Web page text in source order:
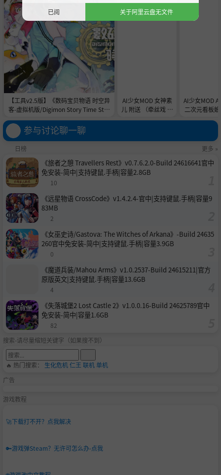
【工具v2.5版】《数码宝贝物语 时空异
客-虚拟机版/Digimon Story Time Stra
官中免安装-简中31.1GB
AI少女MOD 女神素
儿 附送 （牵丝戏 舞
AI少女MOD A
二次元看板
参与讨论聊一聊
日榜 更多 »
《旅者之憩 Travellers Rest》v0.7.6.2.0-Build 24616641官中
免安装-简中|支持键鼠.手柄|容量2.8GB
10
《远星物语 CrossCode》v1.4.2.4-官中|支持键鼠.手柄|容量9
83MB
2
《女巫史诗/Gastova: The Witches of Arkana》-Build 24635
260官中免安装-简中|支持键鼠.手柄|容量3.9GB
0
《魔道兵装/Mahou Arms》v1.0.2537-Build 24615211|官方
原版英文|支持键鼠.手柄|容量13.6GB
4
《失落城堡2 Lost Castle 2》v1.0.0.16-Build 24625789官中
免安装-简中|容量1.6GB
82
搜索-请尽量缩短关键字（如果搜不到）
🔥 热门搜索： 生化危机仁王 联机单机
广告
游戏教程
🚀下载打不开？点我解决
🔑游戏弹Steam？无许可怎么办-点我
已阅
关于阿里云盘无文件